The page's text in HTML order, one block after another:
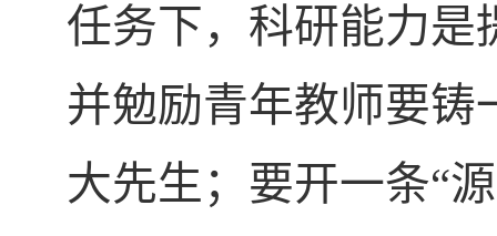
任务下，科研能力是
并勉励青年教师要铸
大先生；要开一条“